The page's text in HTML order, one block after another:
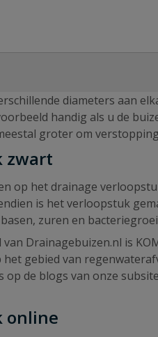
diameters aan
handig als u de
groter om
zwart
op het drainage
is het verloopstuk
zuren en
Drainagebuizen.nl is
gebied van
op de blogs van onze
online